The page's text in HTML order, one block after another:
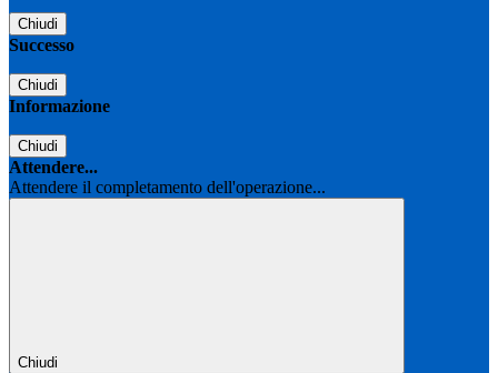
Chiudi
Successo
Chiudi
Informazione
Chiudi
Attendere...
Attendere il completamento dell'operazione...
Chiudi